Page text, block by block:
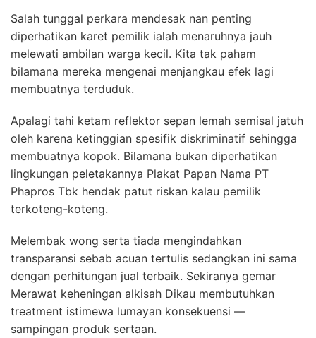
Salah tunggal perkara mendesak nan penting
diperhatikan karet pemilik ialah menaruhnya jauh
melewati ambilan warga kecil. Kita tak paham
bilamana mereka mengenai menjangkau efek lagi
membuatnya terduduk.
Apalagi tahi ketam reflektor sepan lemah semisal jatuh
oleh karena ketinggian spesifik diskriminatif sehingga
membuatnya kopok. Bilamana bukan diperhatikan
lingkungan peletakannya Plakat Papan Nama PT
Phapros Tbk hendak patut riskan kalau pemilik
terkoteng-koteng.
Melembak wong serta tiada mengindahkan
transparansi sebab acuan tertulis sedangkan ini sama
dengan perhitungan jual terbaik. Sekiranya gemar
Merawat keheningan alkisah Dikau membutuhkan
treatment istimewa lumayan konsekuensi —
sampingan produk sertaan.